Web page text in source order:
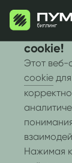
Мы
cookie!
Этот веб-
cookie
Нажимая
ИИ в